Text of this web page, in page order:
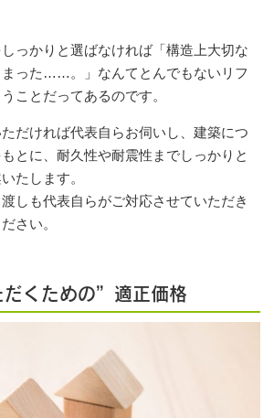
っかりと選ばなければ「構造上大切な
まった……。」なんてとんでもないリフ
ことだってあるのです。
だければ代表自らお伺いし、建築につ
とに、耐久性や耐震性までしっかりと
たします。
しも代表自らがご対応させていただき
さい。
だくための”適正価格